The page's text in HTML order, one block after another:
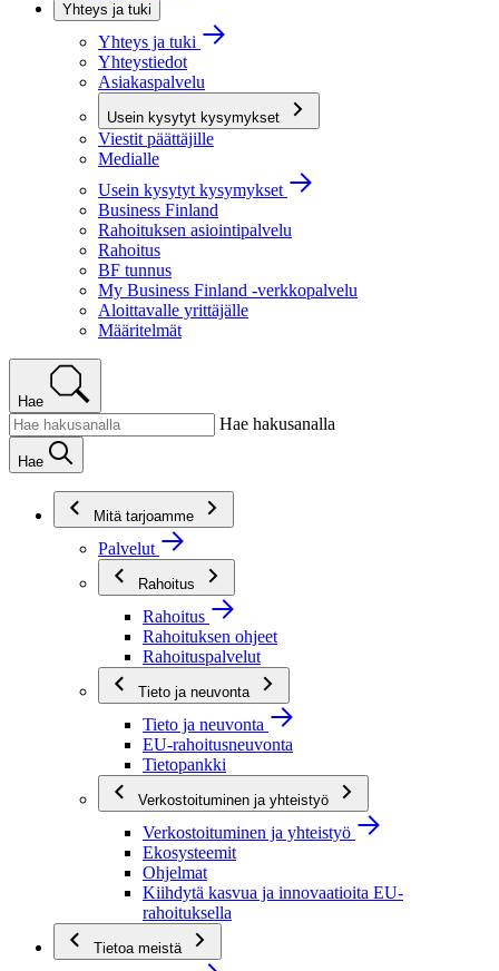
Yhteys ja tuki
Yhteys ja tuki
Yhteystiedot
Asiakaspalvelu
Usein kysytyt kysymykset
Viestit päättäjille
Medialle
Usein kysytyt kysymykset
Business Finland
Rahoituksen asiointipalvelu
Rahoitus
BF tunnus
My Business Finland -verkkopalvelu
Aloittavalle yrittäjälle
Määritelmät
Hae
Hae hakusanalla
Hae
Mitä tarjoamme
Palvelut
Rahoitus
Rahoitus
Rahoituksen ohjeet
Rahoituspalvelut
Tieto ja neuvonta
Tieto ja neuvonta
EU-rahoitusneuvonta
Tietopankki
Verkostoituminen ja yhteistyö
Verkostoituminen ja yhteistyö
Ekosysteemit
Ohjelmat
Kiihdytä kasvua ja innovaatioita EU-
rahoituksella
Tietoa meistä